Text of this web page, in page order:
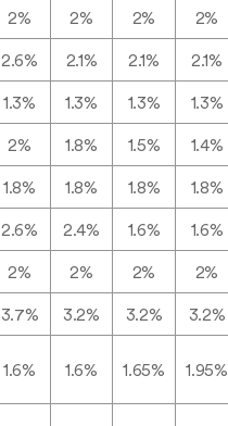
2% 2% 2% 2%
2.6% 2.1% 2.1% 2.1%
1.3% 1.3% 1.3% 1.3%
2% 1.8% 1.5% 1.4%
1.8% 1.8% 1.8% 1.8%
2.6% 2.4% 1.6% 1.6%
2% 2% 2% 2%
3.7% 3.2% 3.2% 3.2%
1.6% 1.6% 1.65% 1.95%